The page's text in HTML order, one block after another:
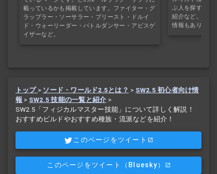
載っているかも掲載しています。ファイター・グ
ラップラー・ソーサラー・プリースト・ドルイ
ド・ウォーリーダー・バトルダンサー・アビスゲ
イザーなど。
ぶ人を探すのに
紹介など。シナ
情報もあり。
トップ > ソード・ワールド2.5とは？ > SW2.5 初心者向け情
報 > SW2.5 技能の一覧と紹介 >
SW2.5「フィジカルマスター技能」について詳しく解説！
おすすめビルドやおすすめ種族・流派などを紹介！
このページをツイート
このページをツイート （Bluesky）